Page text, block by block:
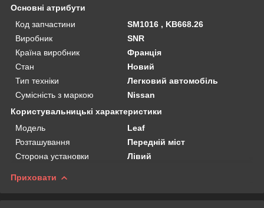
Основні атрибути
Код запчастини
SM1016 , KB668.26
Виробник
SNR
Країна виробник
Франція
Стан
Новий
Тип техніки
Легковий автомобіль
Сумісність з маркою
Nissan
Користувальницькі характеристики
Мoдель
Leaf
Розташування
Передній міст
Сторона установки
Лівий
Приховати